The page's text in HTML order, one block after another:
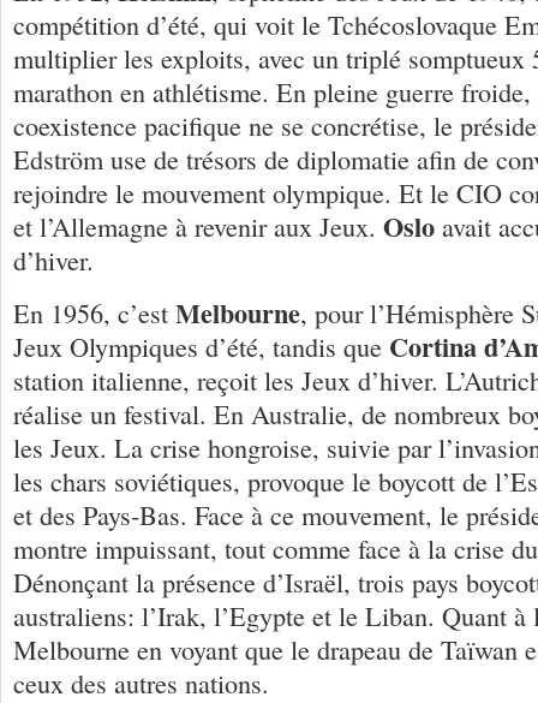
compétition d’été, qui voit le Tchécoslovaque
multiplier les exploits, avec un triplé somptueux
marathon en athlétisme. En pleine guerre froide,
coexistence pacifique ne se concrétise, le
Edström use de trésors de diplomatie afin de
rejoindre le mouvement olympique. Et le CIO
et l’Allemagne à revenir aux Jeux. Oslo avait
d’hiver.
En 1956, c’est Melbourne, pour l’Hémisphère
Jeux Olympiques d’été, tandis que Cortina
station italienne, reçoit les Jeux d’hiver.
réalise un festival. En Australie, de nombreux
les Jeux. La crise hongroise, suivie par
les chars soviétiques, provoque le boycott de
et des Pays-Bas. Face à ce mouvement, le
montre impuissant, tout comme face à la crise
Dénonçant la présence d’Israël, trois pays
australiens: l’Irak, l’Egypte et le Liban. Quant
Melbourne en voyant que le drapeau de Taïwan
ceux des autres nations.